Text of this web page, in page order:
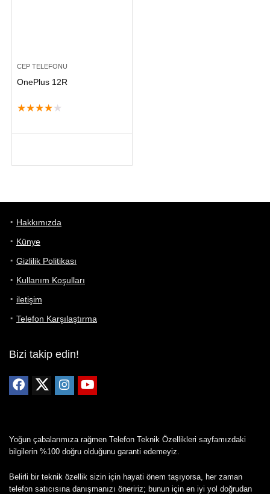
CEP TELEFONU
OnePlus 12R
★★★★ ★
Hakkımızda
Künye
Gizlilik Politikası
Kullanım Koşulları
iletişim
Telefon Karşılaştırma
Bizi takip edin!
Yoğun çabalarımıza rağmen Telefon Teknik Özellikleri sayfamızdaki
bilgilerin %100 doğru olduğunu garanti edemeyiz.
Belirli bir teknik özellik sizin için hayati önem taşıyorsa, her zaman
telefon satıcısına danışmanızı öneririz; bunun için en iyi yol doğrudan